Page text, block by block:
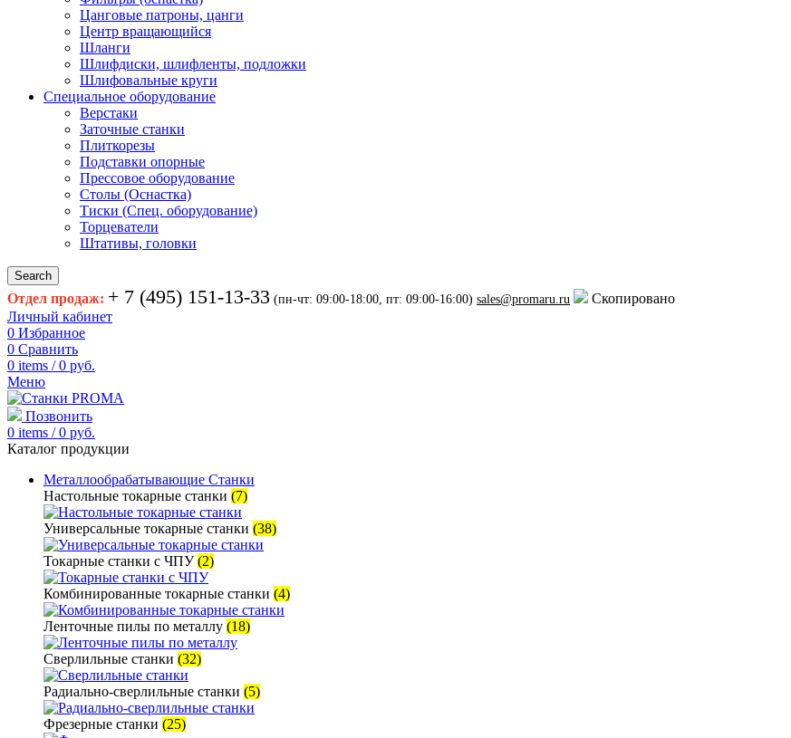
Цанговые патроны, цанги
Центр вращающийся
Шланги
Шлифдиски, шлифленты, подложки
Шлифовальные круги
Специальное оборудование
Верстаки
Заточные станки
Плиткорезы
Подставки опорные
Прессовое оборудование
Столы (Оснастка)
Тиски (Спец. оборудование)
Торцеватели
Штативы, головки
Search
Отдел продаж: + 7 (495) 151-13-33 (пн-чт: 09:00-18:00, пт: 09:00-16:00) sales@promaru.ru
Скопировано
Личный кабинет
0 Избранное
0 Сравнить
0 items / 0 руб.
Меню
Позвонить
0 items / 0 руб.
Каталог продукции
Металлообрабатывающие Станки
Настольные токарные станки (7)
Универсальные токарные станки (38)
Токарные станки с ЧПУ(2)
Комбинированные токарные станки (4)
Ленточные пилы по металлу (18)
Сверлильные станки (32)
Радиально-сверлильные станки (5)
Фрезерные станки (25)